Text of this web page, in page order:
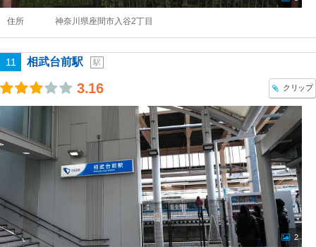
住所 神奈川県座間市入谷2丁目
11 相武台前駅 駅
3.16 クリップ
2